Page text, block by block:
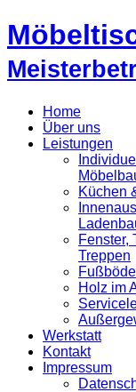
Home
Über uns
Leistungen
Küchen
Fenster,
Treppen
Holz im
Werkstatt
Kontakt
Impressum